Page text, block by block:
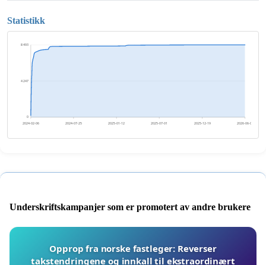
Statistikk
0
4 247
8 493
2024-02-06 2024-07-25 2025-01-12 2025-07-01 2025-12-19 2026-06-07
Underskriftskampanjer som er promotert av andre brukere
Opprop fra norske fastleger: Reverser
takstendringene og innkall til ekstraordinært